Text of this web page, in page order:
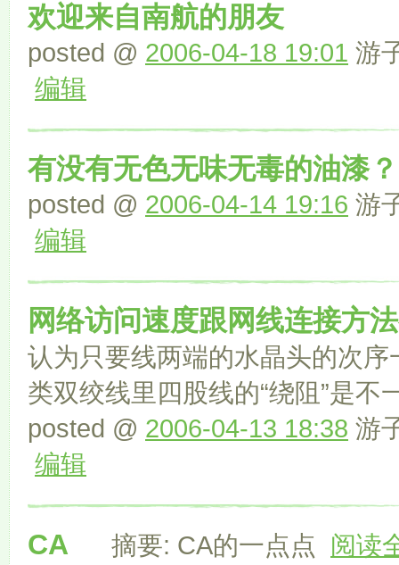
欢迎来自南航的朋友
posted @ 2006-04-18 19:01 游
编辑
有没有无色无味无毒的油漆？
posted @ 2006-04-14 19:16 游
编辑
网络访问速度跟网线连接方
认为只要线两端的水晶头的次
类双绞线里四股线的“绕阻”是
posted @ 2006-04-13 18:38 游
编辑
CA 摘要: CA的一点点 阅读